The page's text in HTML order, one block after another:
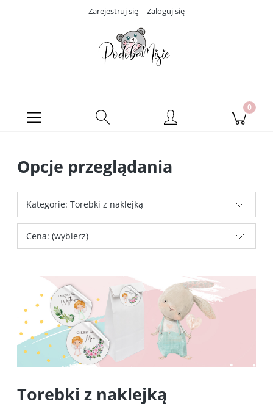
Zarejestruj się Zaloguj się
Opcje przeglądania
Kategorie: Torebki z naklejką
Cena: (wybierz)
Torebki z naklejką